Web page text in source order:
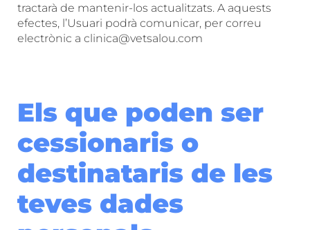
tractarà de mantenir-los actualitzats. A aquests
efectes, l’Usuari podrà comunicar, per correu
electrònic a clinica@vetsalou.com
Els que poden ser
cessionaris o
destinataris de les
teves dades